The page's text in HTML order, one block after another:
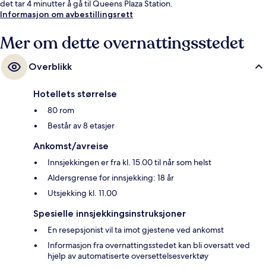
det tar 4 minutter å gå til Queens Plaza Station.
Informasjon om avbestillingsrett
Mer om dette overnattingsstedet
Overblikk
Hotellets størrelse
80 rom
Består av 8 etasjer
Ankomst/avreise
Innsjekkingen er fra kl. 15.00 til når som helst
Aldersgrense for innsjekking: 18 år
Utsjekking kl. 11.00
Spesielle innsjekkingsinstruksjoner
En resepsjonist vil ta imot gjestene ved ankomst
Informasjon fra overnattingsstedet kan bli oversatt ved
hjelp av automatiserte oversettelsesverktøy